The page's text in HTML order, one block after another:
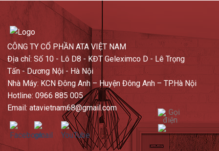
CÔNG TY CỔ PHẦN ATA VIỆT NAM
Địa chỉ: Số 10 - Lô D8 - KĐT Geleximco D - Lê Trọng
Tấn - Dương Nội - Hà Nội
Nhà Máy: KCN Đông Anh – Huyện Đông Anh – TP.Hà Nội
Hotline: 0966 885 005
Email: atavietnam68@gmail.com